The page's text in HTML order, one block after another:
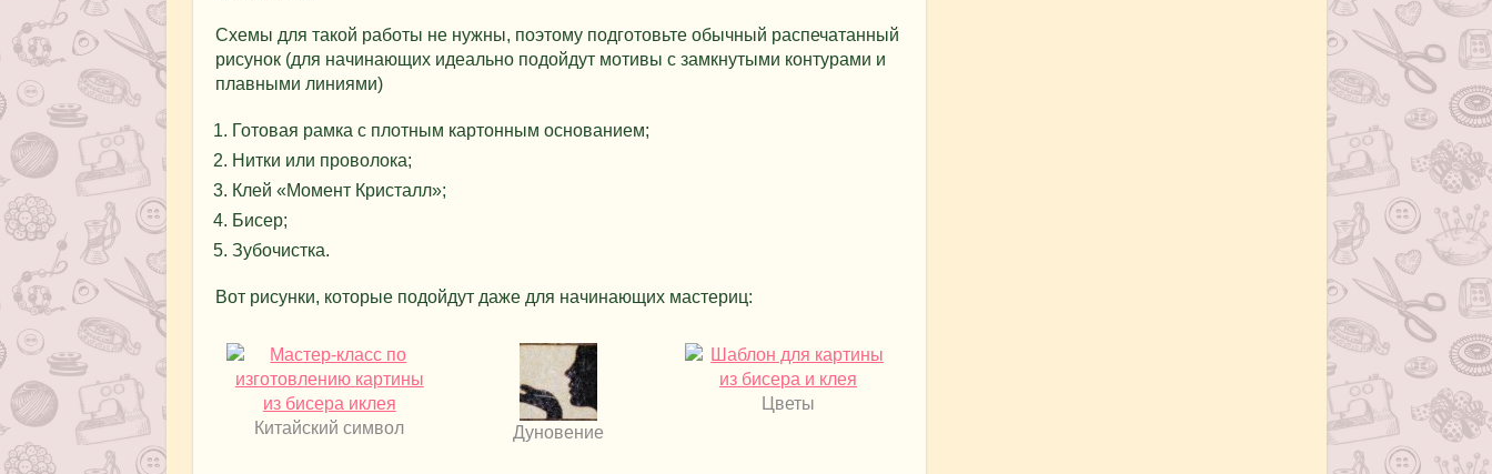
Схемы для такой работы не нужны, поэтому подготовьте обычный распечатанный
рисунок (для начинающих идеально подойдут мотивы с замкнутыми контурами и
плавными линиями)
Готовая рамка с плотным картонным основанием;
Нитки или проволока;
Клей «Момент Кристалл»;
Бисер;
Зубочистка.
Вот рисунки, которые подойдут даже для начинающих мастериц:
Китайский символ Дуновение
Цветы